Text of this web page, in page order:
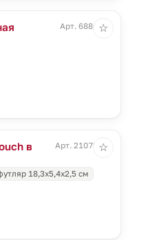
Арт. 6886.30
☆
в
Арт. 21072.60
18,3х5,4х2,5 см
☆